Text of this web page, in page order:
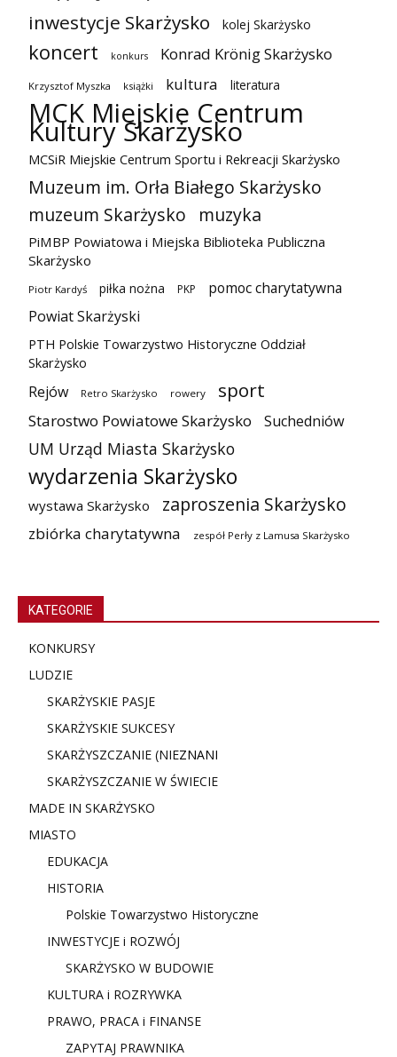
inwestycje Skarżysko kolej Skarżysko
koncert konkurs Konrad Krönig Skarżysko
Krzysztof Myszka książki kultura literatura
MCK Miejskie Centrum
Kultury Skarżysko
MCSiR Miejskie Centrum Sportu i Rekreacji Skarżysko
Muzeum im. Orła Białego Skarżysko
muzeum Skarżysko
muzyka
PiMBP Powiatowa i Miejska Biblioteka Publiczna
Skarżysko
Piotr Kardyś piłka nożna PKP
pomoc charytatywna
Powiat Skarżyski
PTH Polskie Towarzystwo Historyczne Oddział
Skarżysko
Rejów Retro Skarżysko rowery sport
Starostwo Powiatowe Skarżysko Suchedniów
UM Urząd Miasta Skarżysko
wydarzenia Skarżysko
wystawa Skarżysko zaproszenia Skarżysko
zbiórka charytatywna zespół Perły z Lamusa Skarżysko
KATEGORIE
KONKURSY
LUDZIE
SKARŻYSKIE PASJE
SKARŻYSKIE SUKCESY
SKARŻYSZCZANIE (NIEZNANI
SKARŻYSZCZANIE W ŚWIECIE
MADE IN SKARŻYSKO
MIASTO
EDUKACJA
HISTORIA
Polskie Towarzystwo Historyczne
INWESTYCJE i ROZWÓJ
SKARŻYSKO W BUDOWIE
KULTURA i ROZRYWKA
PRAWO, PRACA i FINANSE
ZAPYTAJ PRAWNIKA